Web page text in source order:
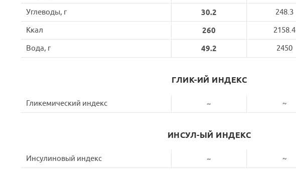
Углеводы, г
30.2 248.3
Ккал
260 2158.4
Вода, г
49.2 2450
ГЛИК-ИЙ ИНДЕКС
Гликемический индекс ~ ~
ИНСУЛ-ЫЙ ИНДЕКС
Инсулиновый индекс ~ ~